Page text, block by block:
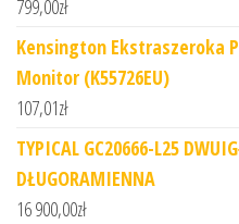
799,00zł
Kensington Ekstraszeroka
Monitor (K55726EU)
107,01zł
TYPICAL GC20666-L25
DŁUGORAMIENNA
16 900,00zł